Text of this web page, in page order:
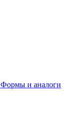
Формы и аналоги